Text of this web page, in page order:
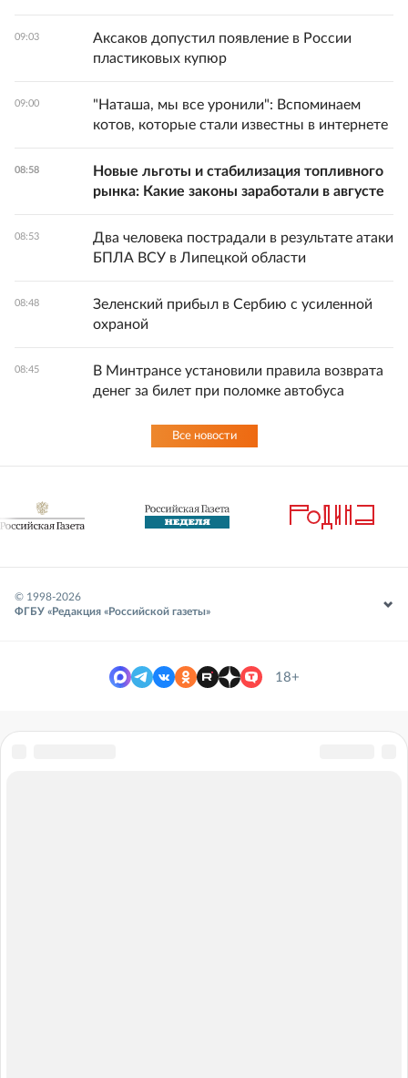
09:03
Аксаков допустил появление в России
пластиковых купюр
09:00
"Наташа, мы все уронили": Вспоминаем
котов, которые стали известны в интернете
08:58
Новые льготы и стабилизация топливного
рынка: Какие законы заработали в августе
08:53
Два человека пострадали в результате атаки
БПЛА ВСУ в Липецкой области
08:48
Зеленский прибыл в Сербию с усиленной
охраной
08:45
В Минтрансе установили правила возврата
денег за билет при поломке автобуса
Все новости
© 1998-2026
ФГБУ «Редакция «Российской газеты»
18+